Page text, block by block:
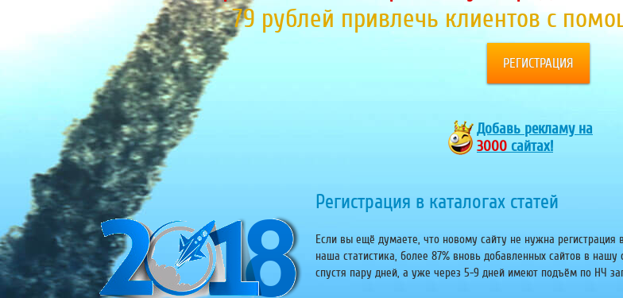
79 рублей привлечь клиентов с
РЕГИСТРАЦИЯ
Добавь рекламу на
3000 сайтах!
Регистрация в каталогах статей
Если вы ещё думаете, что новому сайту не нужна регистрация
наша статистика, более 87% вновь добавленных сайтов в
спустя пару дней, а уже через 5-9 дней имеют подъём по НЧ